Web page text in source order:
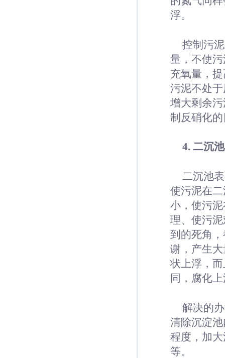
浮。
控制污
量，不使
充氧量，
污泥不处
增大剩余
制反硝化
4. 二沉
二沉池
使污泥在
小，使污
理、使污
到的死角
谢，产生
状上浮，
同，腐化
解决的
清除沉淀
程度，加
等。